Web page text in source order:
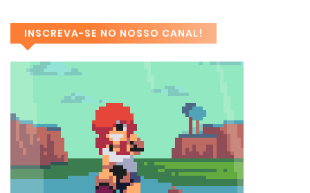
INSCREVA-SE NO NOSSO CANAL!